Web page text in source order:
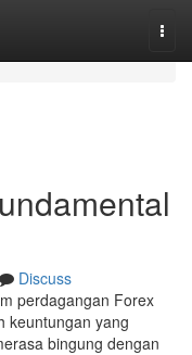
Discuss
perdagangan Forex
keuntungan yang
bingung dengan